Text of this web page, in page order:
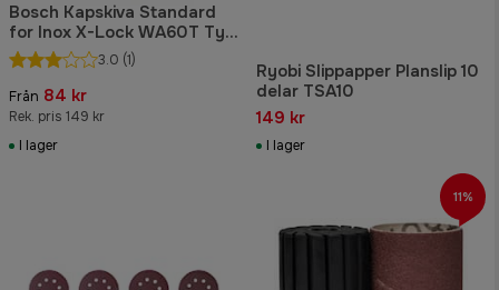
Bosch Kapskiva Standard
for Inox X-Lock WA60T Typ
41 10-pack3.0 (1)
Från 84 kr
Rek. pris 149 kr
I lager
Ryobi Slippapper Planslip 10
delar TSA10
149 kr
I lager
11%